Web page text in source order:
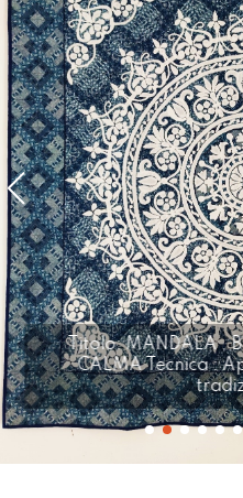
Titolo: MANDALA ,
CALMA Tecnica :